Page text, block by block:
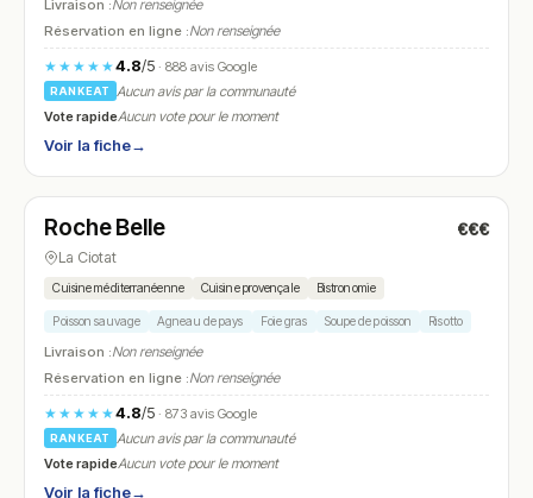
Livraison :Non renseignée
Réservation en ligne :Non renseignée
★★★★★4.8/5· 888 avis Google
RANKEAT
Aucun avis par la communauté
Vote rapideAucun vote pour le moment
Voir la fiche→
N° 10
Roche Belle €€€
La Ciotat
Cuisine méditerranéenne Cuisine provençale Bistronomie
Poisson sauvage Agneau de pays Foie gras Soupe de poisson Risotto
Livraison :Non renseignée
Réservation en ligne :Non renseignée
★★★★★4.8/5· 873 avis Google
RANKEAT
Aucun avis par la communauté
Vote rapideAucun vote pour le moment
Voir la fiche→